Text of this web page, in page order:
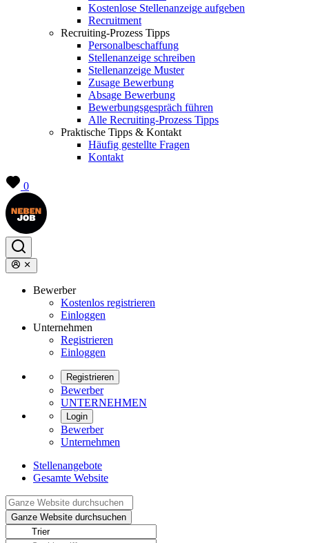
Kostenlose Stellenanzeige aufgeben
Recruitment
Recruiting-Prozess Tipps
Personalbeschaffung
Stellenanzeige schreiben
Stellenanzeige Muster
Zusage Bewerbung
Absage Bewerbung
Bewerbungsgespräch führen
Alle Recruiting-Prozess Tipps
Praktische Tipps & Kontakt
Häufig gestellte Fragen
Kontakt
0
Bewerber
Kostenlos registrieren
Einloggen
Unternehmen
Registrieren
Einloggen
Registrieren
Bewerber
UNTERNEHMEN
Login
Bewerber
Unternehmen
Stellenangebote
Gesamte Website